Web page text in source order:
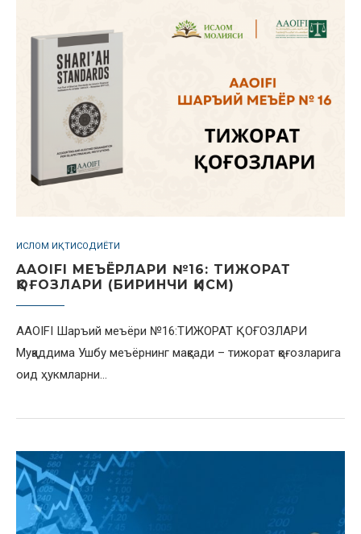
ИСЛОМ ИҚТИСОДИЁТИ
AAOIFI МЕЪЁРЛАРИ №16: TИЖОРАТ
ҚОҒОЗЛАРИ (БИРИНЧИ ҚИСМ)
AAOIFI Шаръий меъёри №16:ТИЖОРАТ ҚОҒОЗЛАРИ
Муқаддима Ушбу меъёрнинг мақсади – тижорат қоғозларига
оид ҳукмларни…